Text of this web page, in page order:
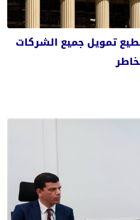
تمويل جميع الشركات